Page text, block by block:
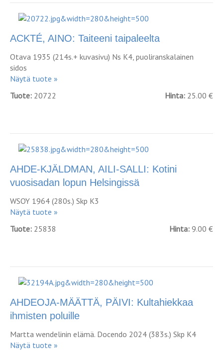
ACKTÉ, AINO: Taiteeni taipaleelta
Otava 1935 (214s.+ kuvasivu) Ns K4, puoliranskalainen
sidos
Näytä tuote »
Tuote: 20722 Hinta: 25.00 €
AHDE-KJÄLDMAN, AILI-SALLI: Kotini
vuosisadan lopun Helsingissä
WSOY 1964 (280s.) Skp K3
Näytä tuote »
Tuote: 25838 Hinta: 9.00 €
AHDEOJA-MÄÄTTÄ, PÄIVI: Kultahiekkaa
ihmisten poluille
Martta wendelinin elämä. Docendo 2024 (383s.) Skp K4
Näytä tuote »